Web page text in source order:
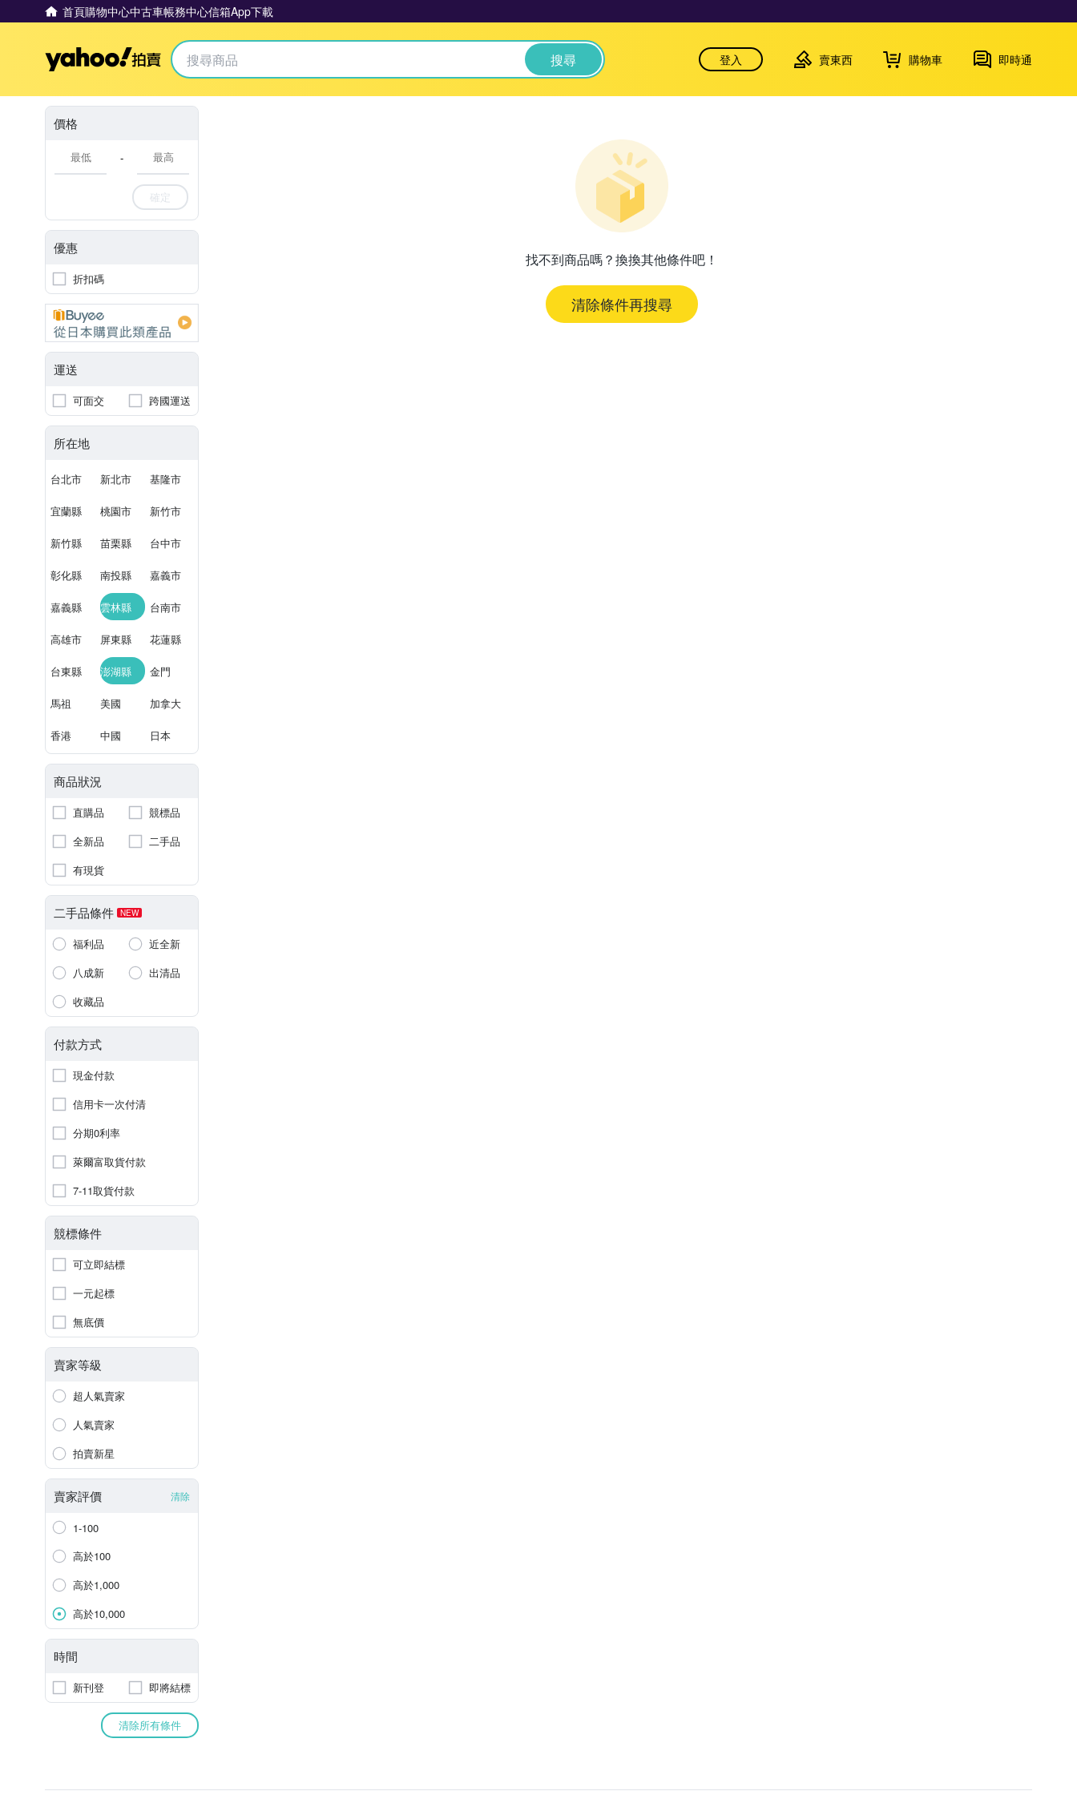
首頁購物中心中古車帳務中心信箱App下載
Yahoo拍賣 搜尋 登入 賣東西 購物車 即時通
價格
-
確定
優惠
折扣碼
運送
可面交 跨國運送
所在地
台北市 新北市 基隆市
宜蘭縣 桃園市 新竹市
新竹縣 苗栗縣 台中市
彰化縣 南投縣 嘉義市
嘉義縣 雲林縣 台南市
高雄市 屏東縣 花蓮縣
台東縣 澎湖縣 金門
馬祖 美國 加拿大
香港 中國 日本
商品狀況
直購品
競標品
全新品
二手品
有現貨
二手品條件 NEW
福利品
近全新
八成新
出清品
收藏品
付款方式
現金付款
信用卡一次付清
分期0利率
萊爾富取貨付款
7-11取貨付款
競標條件
可立即結標
一元起標
無底價
賣家等級
超人氣賣家
人氣賣家
拍賣新星
賣家評價 清除
1-100
高於100
高於1,000
高於10,000
時間
新刊登 即將結標
清除所有條件
找不到商品嗎？換換其他條件吧！
清除條件再搜尋